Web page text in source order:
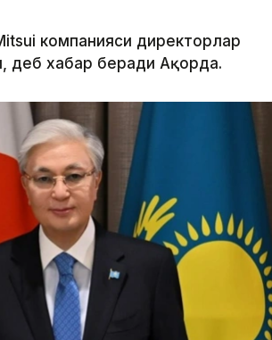
компанияси директорлар
деб хабар беради Ақорда.